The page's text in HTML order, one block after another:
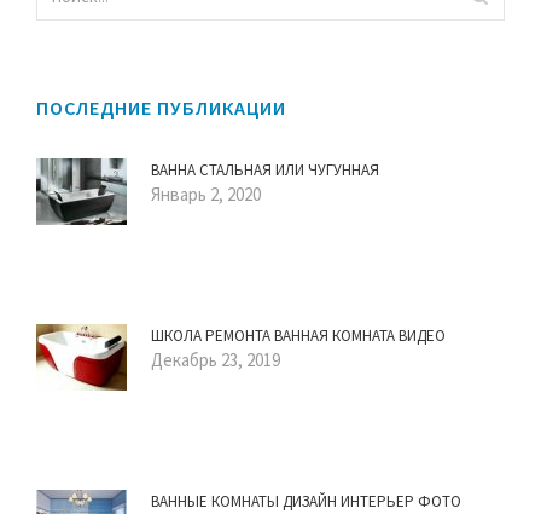
ПОСЛЕДНИЕ ПУБЛИКАЦИИ
ВАННА СТАЛЬНАЯ ИЛИ ЧУГУННАЯ
Январь 2, 2020
ШКОЛА РЕМОНТА ВАННАЯ КОМНАТА ВИДЕО
Декабрь 23, 2019
ВАННЫЕ КОМНАТЫ ДИЗАЙН ИНТЕРЬЕР ФОТО